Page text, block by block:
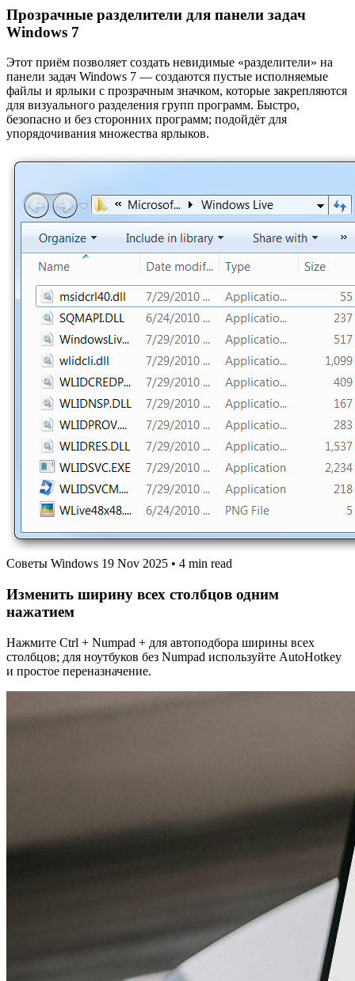
Прозрачные разделители для панели задач
Windows 7
Этот приём позволяет создать невидимые «разделители» на
панели задач Windows 7 — создаются пустые исполняемые
файлы и ярлыки с прозрачным значком, которые закрепляются
для визуального разделения групп программ. Быстро,
безопасно и без сторонних программ; подойдёт для
упорядочивания множества ярлыков.
Советы Windows 19 Nov 2025 • 4 min read
Изменить ширину всех столбцов одним
нажатием
Нажмите Ctrl + Numpad + для автоподбора ширины всех
столбцов; для ноутбуков без Numpad используйте AutoHotkey
и простое переназначение.